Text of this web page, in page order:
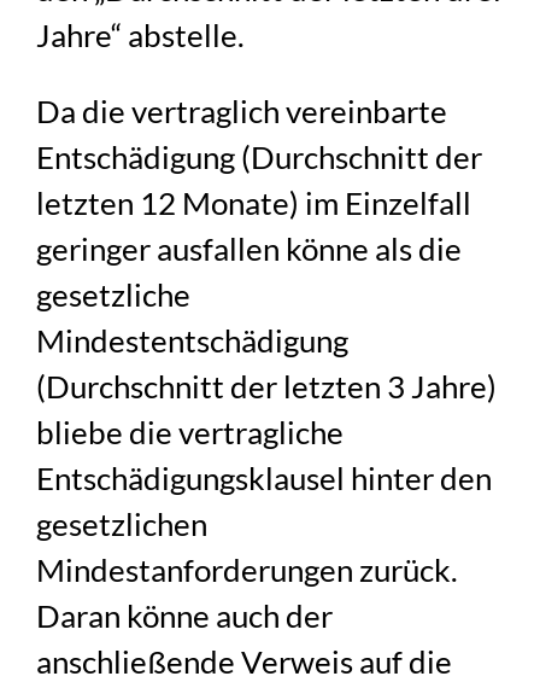
Jahre“ abstelle.
Da die vertraglich vereinbarte
Entschädigung (Durchschnitt der
letzten 12 Monate) im Einzelfall
geringer ausfallen könne als die
gesetzliche
Mindestentschädigung
(Durchschnitt der letzten 3 Jahre)
bliebe die vertragliche
Entschädigungsklausel hinter den
gesetzlichen
Mindestanforderungen zurück.
Daran könne auch der
anschließende Verweis auf die